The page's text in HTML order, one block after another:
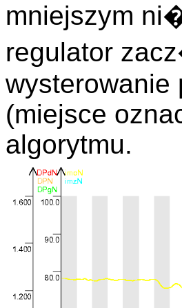
mniejszym
regulator
wysterowanie
(miejsce
algorytmu.